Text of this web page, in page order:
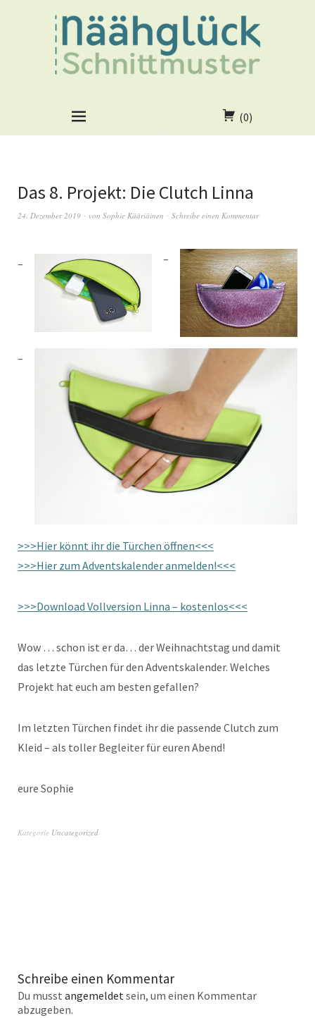
(0)
Das 8. Projekt: Die Clutch Linna
24. Dezember 2019 von Sophie Kääriäinen Schreibe einen Kommentar
>>>Hier könnt ihr die Türchen öffnen<<<
>>>Hier zum Adventskalender anmelden!<<<
>>>Download Vollversion Linna – kostenlos<<<
Wow … schon ist er da… der Weihnachtstag und damit
das letzte Türchen für den Adventskalender. Welches
Projekt hat euch am besten gefallen?
Im letzten Türchen findet ihr die passende Clutch zum
Kleid – als toller Begleiter für euren Abend!
eure Sophie
Kategorie Uncategorized
Schreibe einen Kommentar
Du musst angemeldet sein, um einen Kommentar
abzugeben.